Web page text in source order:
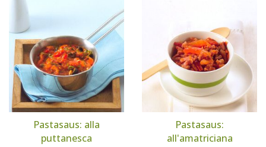
Pastasaus: alla
puttanesca
Pastasaus:
all'amatriciana